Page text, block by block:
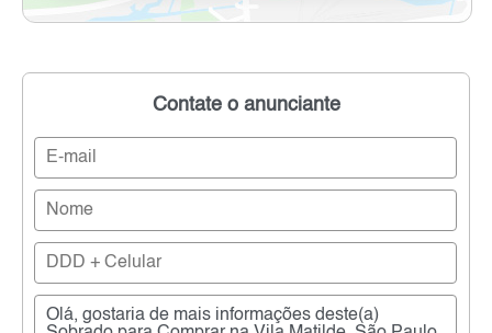
Contate o anunciante